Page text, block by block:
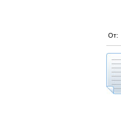
От: